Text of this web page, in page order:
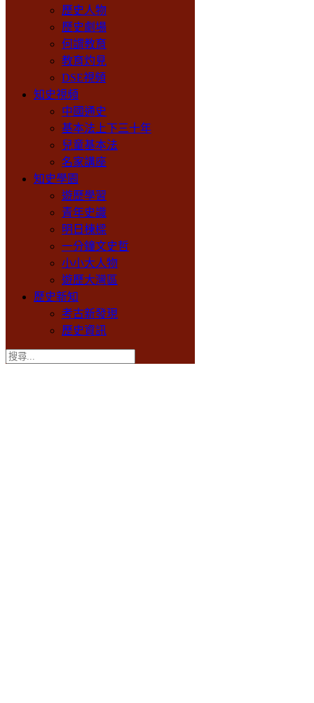
歷史人物
歷史劇場
何謂教育
教育灼見
DSE視頻
知史視頻
中國通史
基本法上下三十年
兒童基本法
名家講座
知史學園
遊歷學習
青年史識
明日棟樑
一分鐘文史哲
小小大人物
遊歷大灣區
歷史新知
考古新發現
歷史資訊